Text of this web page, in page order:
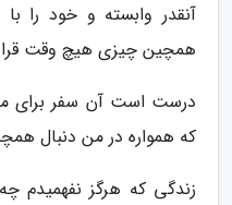
آنقدر وابسته و خود را
همچین چیزی هیچ وقت قرار
درست است آن سفر برای
که همواره در من دنبال
زندگی که هرگز نفهمیدم